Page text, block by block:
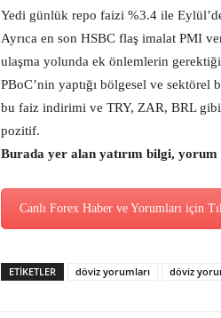
Yedi günlük repo faizi %3.4 ile
Ayrıca en son HSBC flaş imalat PMI
ulaşma yolunda ek önlemlerin
PBoC’nin yaptığı bölgesel ve
bu faiz indirimi ve TRY, ZAR, BRL
pozitif.
Burada yer alan yatırım bilgi, yorum
Canlı Forex Haber ve Yorumları için
ETİKETLER döviz yorumları döviz